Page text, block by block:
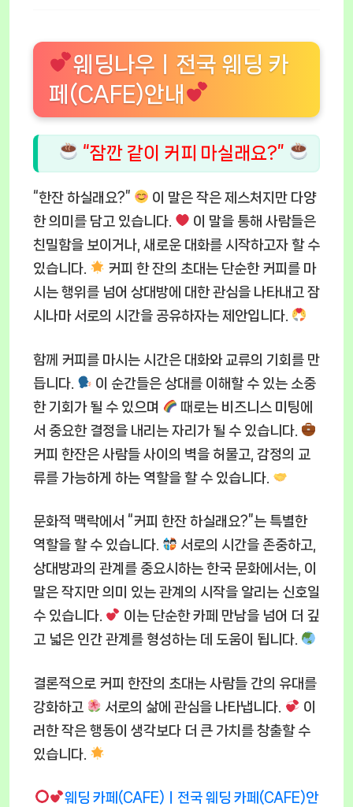
웨딩나우ㅣ전국 웨딩 카
페(CAFE)안내
“잠깐 같이 커피 마실래요?”
“한잔 하실래요?”
이 말은 작은 제스처지만 다양
한 의미를 담고 있습니다.
이 말을 통해 사람들은
친밀함을 보이거나, 새로운 대화를 시작하고자 할 수
있습니다.
커피 한 잔의 초대는 단순한 커피를 마
시는 행위를 넘어 상대방에 대한 관심을 나타내고 잠
시나마 서로의 시간을 공유하자는 제안입니다.
함께 커피를 마시는 시간은 대화와 교류의 기회를 만
듭니다.
이 순간들은 상대를 이해할 수 있는 소중
한 기회가 될 수 있으며
때로는 비즈니스 미팅에
서 중요한 결정을 내리는 자리가 될 수 있습니다.
커피 한잔은 사람들 사이의 벽을 허물고, 감정의 교
류를 가능하게 하는 역할을 할 수 있습니다.
문화적 맥락에서 “커피 한잔 하실래요?”는 특별한
역할을 할 수 있습니다.
서로의 시간을 존중하고,
상대방과의 관계를 중요시하는 한국 문화에서는, 이
말은 작지만 의미 있는 관계의 시작을 알리는 신호일
수 있습니다.
이는 단순한 카페 만남을 넘어 더 깊
고 넓은 인간 관계를 형성하는 데 도움이 됩니다.
결론적으로 커피 한잔의 초대는 사람들 간의 유대를
강화하고
서로의 삶에 관심을 나타냅니다.
이
러한 작은 행동이 생각보다 더 큰 가치를 창출할 수
있습니다.
웨딩 카페(CAFE)ㅣ전국 웨딩 카페(CAFE)안